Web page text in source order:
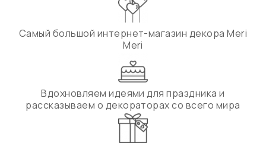
Самый большой интернет-магазин декора Meri
Meri
Вдохновляем идеями для праздника и
рассказываем о декораторах со всего мира